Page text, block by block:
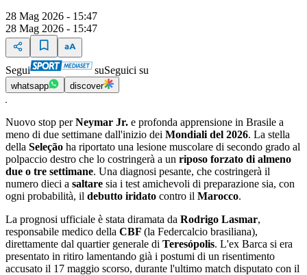
28 Mag 2026 - 15:47
28 Mag 2026 - 15:47
Segui suSeguici su
whatsapp discover
Nuovo stop perNeymar Jr. e profonda apprensione in Brasile a
meno di due settimane dall'inizio dei Mondiali del 2026. La stella
della Seleção ha riportato una lesione muscolare di secondo grado al
polpaccio destro che lo costringerà a un riposo forzato di almeno
due o tre settimane. Una diagnosi pesante, che costringerà il
numero dieci a saltare sia i test amichevoli di preparazione sia, con
ogni probabilità, il debutto iridato contro il Marocco.
La prognosi ufficiale è stata diramata da Rodrigo Lasmar,
responsabile medico della CBF (la Federcalcio brasiliana),
direttamente dal quartier generale di Teresópolis. L'ex Barca si era
presentato in ritiro lamentando già i postumi di un risentimento
accusato il 17 maggio scorso, durante l'ultimo match disputato con il